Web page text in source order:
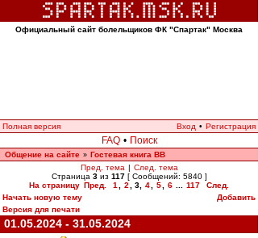
Официальный сайт болельщиков ФК "Спартак" Москва
Полная версия Вход • Регистрация
FAQ • Поиск
Общение на сайте » Гостевая книга ВВ
Пред. тема | След. тема
Страница 3из 117[ Сообщений: 5840 ]
На страницу Пред. 1 2 3 4 5 6 117
След.
Начать новую тему
Добавить
Версия для печати
01.05.2024 - 31.05.2024